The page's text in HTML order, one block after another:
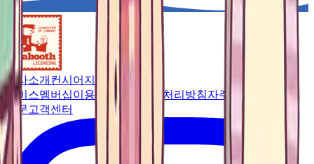
회사소개 컨시어지
서비스멤버십이용약관 개인정보처리방침자주 묻는
질문고객센터